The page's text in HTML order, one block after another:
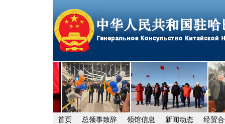
首页 总领事致辞 领馆信息 新闻动态 经贸